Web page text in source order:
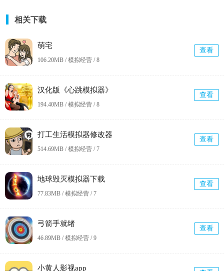
相关下载
萌宅
106.20MB / 模拟经营 /8
查看
汉化版《心跳模拟器》
194.40MB / 模拟经营 /8
查看
打工生活模拟器修改器
514.69MB / 模拟经营 /7
查看
地球毁灭模拟器下载
77.83MB / 模拟经营 /7
查看
弓箭手就绪
46.89MB / 模拟经营 /9
查看
小黄人影视app